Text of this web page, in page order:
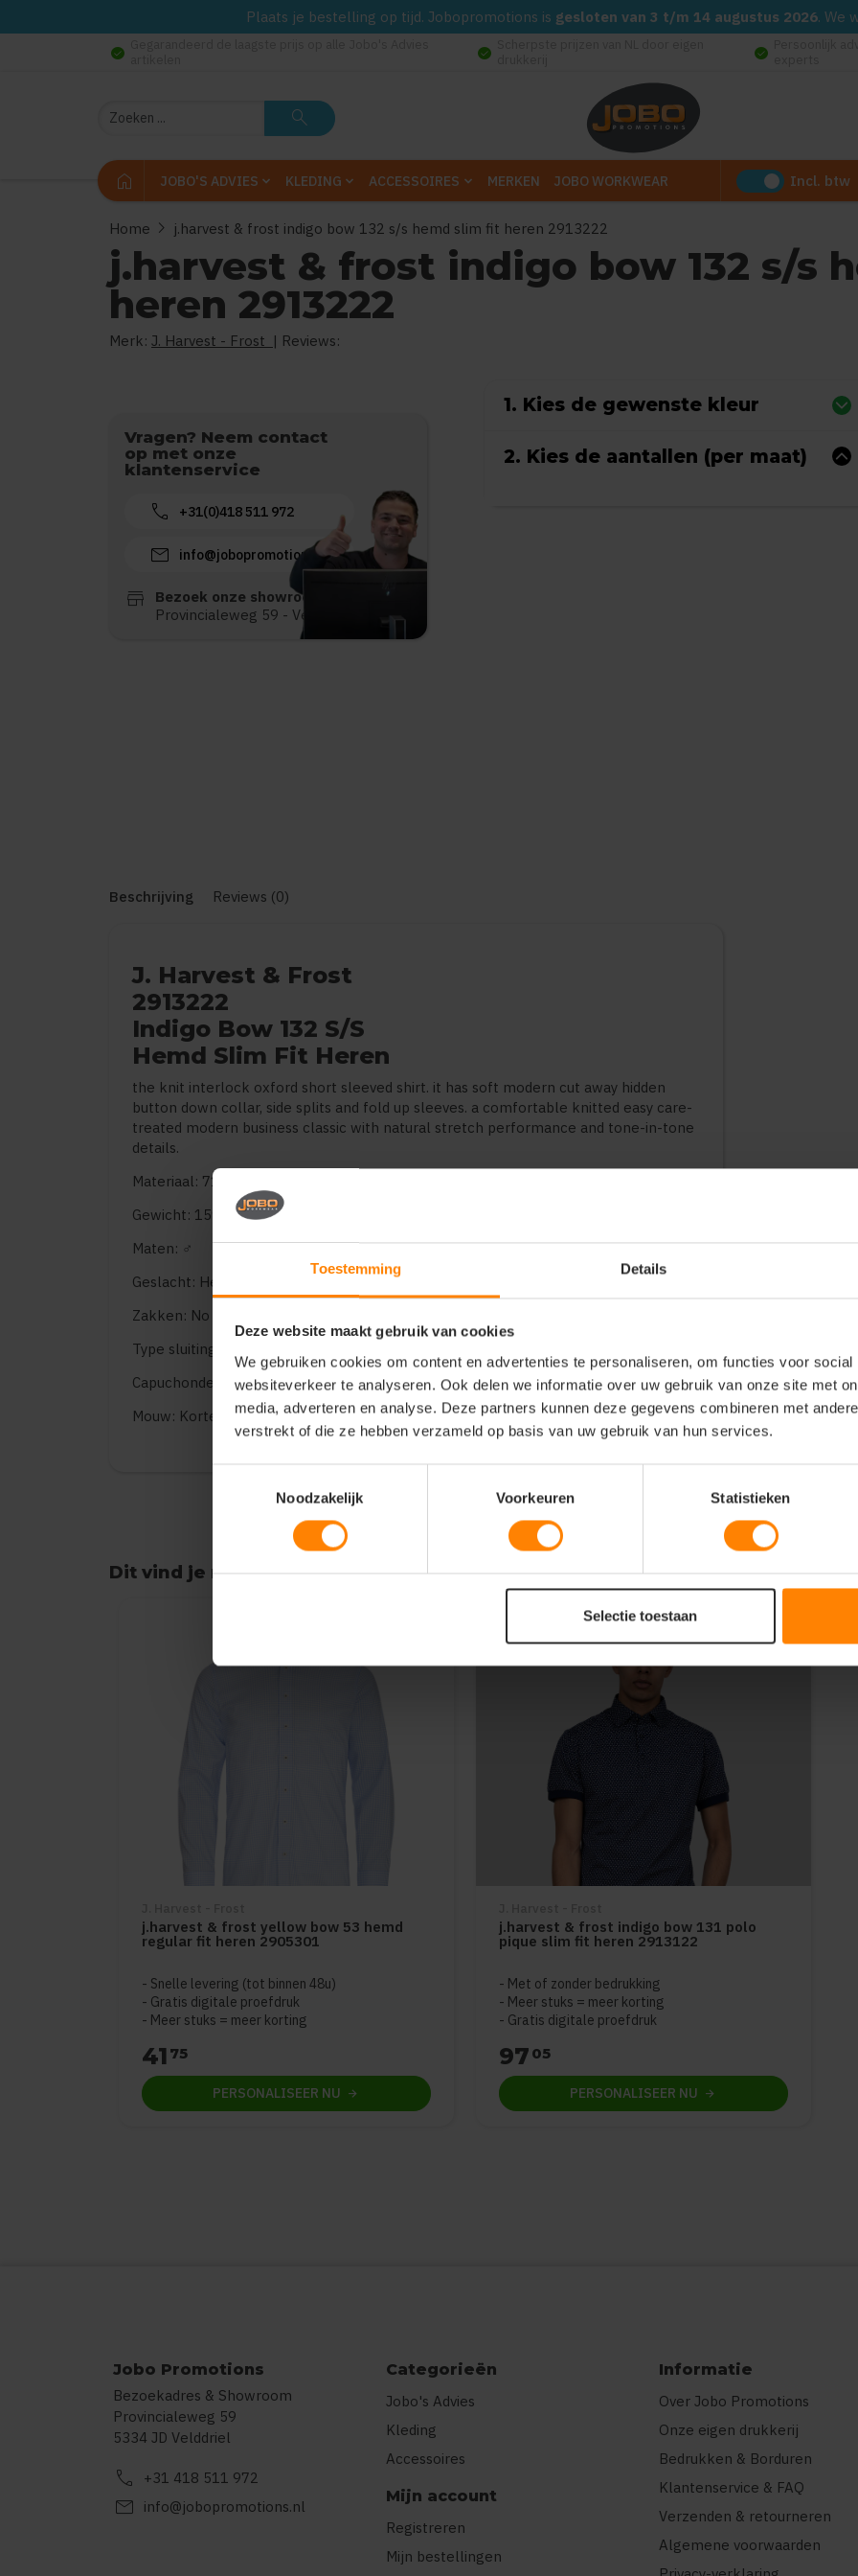
Toestemming Details
Deze website maakt gebruik van cookies
We gebruiken cookies om content en advertenties te personaliseren, om functies voor
websiteverkeer te analyseren. Ook delen we informatie over uw gebruik van onze site met
media, adverteren en analyse. Deze partners kunnen deze gegevens combineren met
verstrekt of die ze hebben verzameld op basis van uw gebruik van hun services.
Noodzakelijk
Voorkeuren Statistieken
Selectie toestaan
Plaats je bestelling op tijd. Jobopromotions is gesloten van 3 t/m 14 augustus 2026. We
check_circle check_circle check_circle
Zoeken search
home JOBO'S ADVIES KLEDING ACCESSOIRES MERKEN JOBO WORKWEAR Incl. btw
Home chevron_right j.harvest & frost indigo bow 132 s/s hemd slim fit heren 2913222
j.harvest & frost indigo bow 132 s/s
heren 2913222
Merk: J. Harvest - Frost | Reviews:
Vragen? Neem contact
op met onze
klantenservice
call +31(0)418 511 972
mail info@jobopromotions.nl
store
Bezoek onze showroom:
Provincialeweg 59 - Velddriel
1. Kies de gewenste kleur
2. Kies de aantallen (per maat)
Beschrijving Reviews (0)
J. Harvest & Frost
2913222
Indigo Bow 132 S/S
Hemd Slim Fit Heren
the knit interlock oxford short sleeved shirt. it has soft modern cut away hidden
button down collar, side splits and fold up sleeves. a comfortable knitted easy care-
treated modern business classic with natural stretch performance and tone-in-tone
details.
Materiaal: 71% Long staple cotton, 29% recycled polyester
Gewicht: 159 g/m²
Maten: ♂
Geslacht: Heren
Zakken: No pockets
Type sluiting: Buttons
Capuchondetails: Geen
Mouw: Korte mouwen
Dit vind je misschien ook leuk
j.harvest & frost yellow bow 53 hemd
regular fit heren 2905301
Snelle levering (tot binnen 48u)
Gratis digitale proefdruk
Meer stuks = meer korting
41 75
PERSONALISEER NU
j.harvest & frost indigo bow 131 polo
pique slim fit heren 2913122
Met of zonder bedrukking
Meer stuks = meer korting
Gratis digitale proefdruk
97 05
PERSONALISEER NU
Jobo Promotions
Bezoekadres & Showroom
Provincialeweg 59
5334 JD Velddriel
call +31 418 511 972
mail info@jobopromotions.nl
Categorieën
Jobo's Advies
Kleding
Accessoires
Mijn account
Registreren
Mijn bestellingen
Informatie
Over Jobo Promotions
Onze eigen drukkerij
Bedrukken & Borduren
Klantenservice & FAQ
Verzenden & retourneren
Algemene voorwaarden